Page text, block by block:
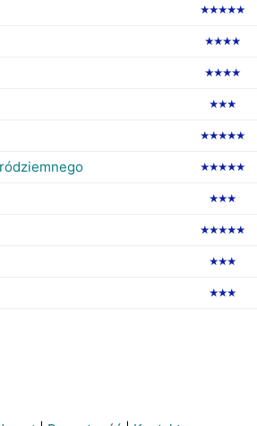
★★★★★
★★★★
★★★★
★★★
★★★★★
★★★★★
★★★
★★★★★
★★★
★★★